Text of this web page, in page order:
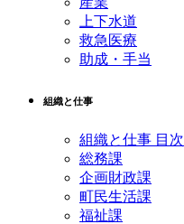
上下水道
救急医療
助成・手当
組織と仕事
組織と仕事 目次
総務課
企画財政課
町民生活課
福祉課